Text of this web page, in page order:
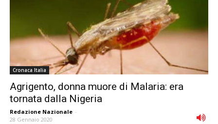
Cronaca Italia
Agrigento, donna muore di Malaria: era
tornata dalla Nigeria
Redazione Nazionale -
28 Gennaio 2020